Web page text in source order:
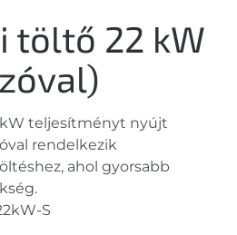
töltő 22 kW
kW teljesítményt nyújt
rendelkezik
ahol gyorsabb
S